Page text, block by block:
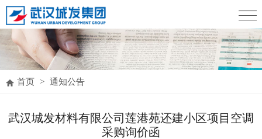
首页 > 通知公告
武汉城发材料有限公司莲港苑还建小区项目空调
采购询价函